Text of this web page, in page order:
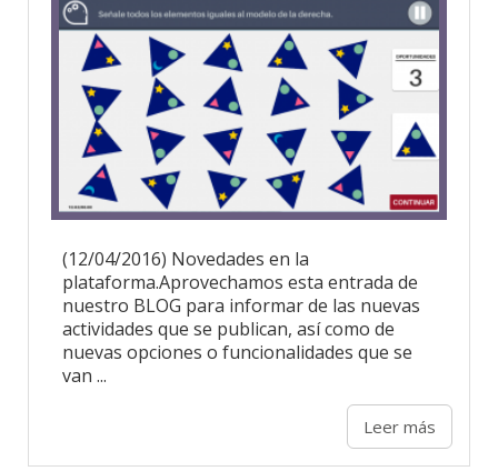
(12/04/2016) Novedades en la
plataforma.Aprovechamos esta entrada de
nuestro BLOG para informar de las nuevas
actividades que se publican, así como de
nuevas opciones o funcionalidades que se
van ...
Leer más